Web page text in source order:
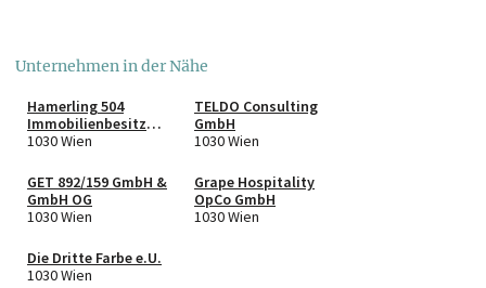
Unternehmen in der Nähe
Hamerling 504
Immobilienbesitz
GmbH & Co KG
1030 Wien
TELDO Consulting
GmbH
1030 Wien
GET 892/159 GmbH &
GmbH OG
1030 Wien
Grape Hospitality
OpCo GmbH
1030 Wien
Die Dritte Farbe e.U.
1030 Wien